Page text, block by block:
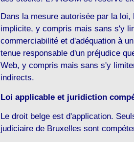
Dans la mesure autorisée par la
implicite, y compris mais sans s'y
commerciabilité et d'adéquation à
tenue responsable d'un préjudice
Web, y compris mais sans s'y
indirects.
Loi applicable et juridiction
Le droit belge est d'application.
judiciaire de Bruxelles sont